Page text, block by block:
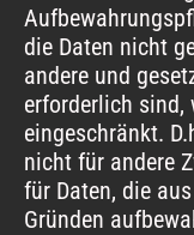
die Daten nicht
andere und
erforderlich sind,
eingeschränkt.
nicht für andere
für Daten, die
Gründen